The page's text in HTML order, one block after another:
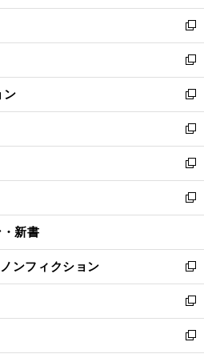
開
く
ウ
で
開
く
ン
ド
ウ
で
開
く
新
し
い
ウ
ィ
ン
ド
ウ
で
開
く
新
し
い
ウ
ィ
ン
ド
ウ
で
開
ン
新
し
い
ウ
ィ
ン
ド
ウ
開
く
新
し
い
ウ
ィ
ン
ウ
で
開
く
新
し
い
ウ
ン
ド
ウ
で
開
く
新
し
ウ
ィ
ン
ド
ウ
で
開
新書
ンフィクション
新
し
い
ウ
ィ
ン
新
し
い
ウ
新
し